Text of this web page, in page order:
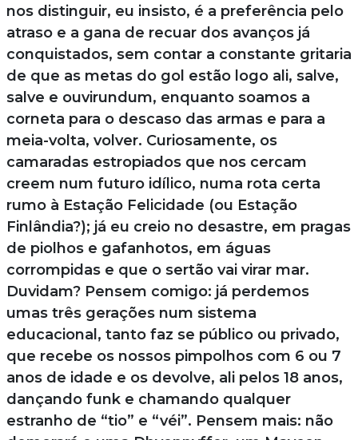
nos distinguir, eu insisto, é a preferência pelo
atraso e a gana de recuar dos avanços já
conquistados, sem contar a constante gritaria
de que as metas do gol estão logo ali, salve,
salve e ouvirundum, enquanto soamos a
corneta para o descaso das armas e para a
meia-volta, volver. Curiosamente, os
camaradas estropiados que nos cercam
creem num futuro idílico, numa rota certa
rumo à Estação Felicidade (ou Estação
Finlândia?); já eu creio no desastre, em pragas
de piolhos e gafanhotos, em águas
corrompidas e que o sertão vai virar mar.
Duvidam? Pensem comigo: já perdemos
umas três gerações num sistema
educacional, tanto faz se público ou privado,
que recebe os nossos pimpolhos com 6 ou 7
anos de idade e os devolve, ali pelos 18 anos,
dançando funk e chamando qualquer
estranho de “tio” e “véi”. Pensem mais: não